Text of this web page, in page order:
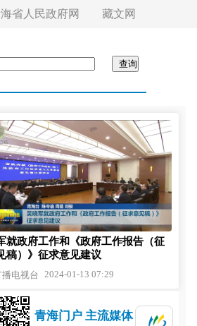
省人民政府网 藏文网
次全体会议召开
会议召开
委常委会专题民主生活会
份有限公司李仙德一行
机构建设座谈会召开
委常委会专题民主生活会
推进会召开
化动员部署会议召开
就政府工作和《政府工作报告（征
稿）》征求意见建议
电视台 2024-01-13 07:29
青海门户 主流媒体